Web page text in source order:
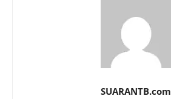
SUARANTB.com